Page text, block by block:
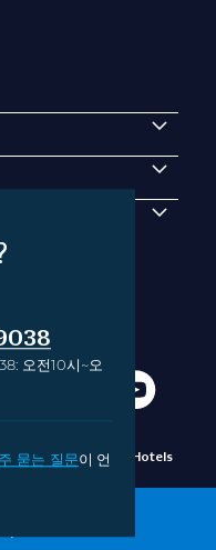
오전10시~오
묻는 질문이 언
2024 Outrigger Hotels